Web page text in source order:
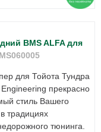
BMS ALFA для
для Тойота Тундра
прекрасно
стиль Вашего
традициях
тюнинга.